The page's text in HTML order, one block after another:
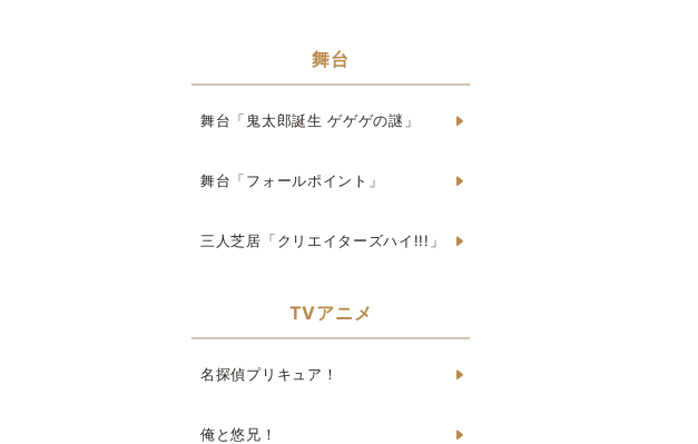
舞台
舞台「鬼太郎誕生 ゲゲゲの謎」
舞台「フォールポイント」
三人芝居「クリエイターズハイ!!!」
TVアニメ
名探偵プリキュア！
俺と悠兄！